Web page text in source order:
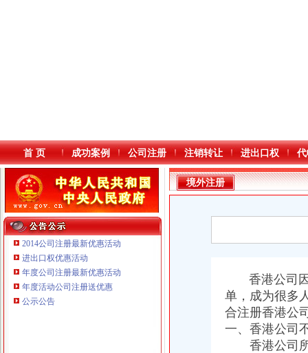
本站导航
首 页 成功案例 公司注册 注销转让 进出口权
2014公司注册最新优惠活动
进出口权优惠活动
年度公司注册最新优惠活动
年度活动公司注册送优惠
公示公告
重庆鸽牌电线电缆有限公司 渝北10010万 (进出口权)
重庆傲志众达投资咨询有限责任公司 渝九1000万 （增资）
境外注册
香港公司因
单，成为很多
合注册香港公
一、香港公司
香港公司所